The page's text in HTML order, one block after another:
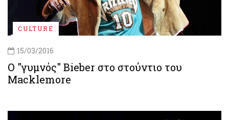
CULTURE
15/03/2016
Ο "γυμνός" Bieber στο στούντιο του
Macklemore